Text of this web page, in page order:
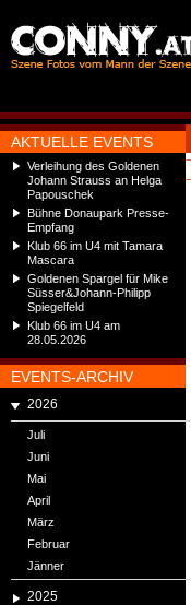
AKTUELLE EVENTS
Verleihung des Goldenen
Johann Strauss an Helga
Papouschek
Bühne Donaupark Presse-
Empfang
Klub 66 im U4 mit Tamara
Mascara
Goldenen Spargel für Mike
Süsser&Johann-Philipp
Spiegelfeld
Klub 66 im U4 am
28.05.2026
EVENTS-ARCHIV
2026
Juli
Juni
Mai
April
März
Februar
Jänner
2025